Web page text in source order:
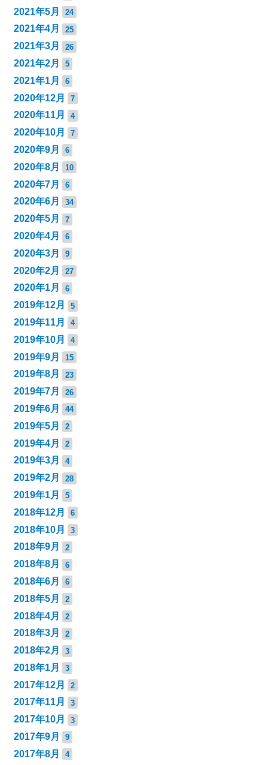
2021年5月 24
2021年4月 25
2021年3月 26
2021年2月 5
2021年1月 6
2020年12月 7
2020年11月 4
2020年10月 7
2020年9月 6
2020年8月 10
2020年7月 6
2020年6月 34
2020年5月 7
2020年4月 6
2020年3月 9
2020年2月 27
2020年1月 6
2019年12月 5
2019年11月 4
2019年10月 4
2019年9月 15
2019年8月 23
2019年7月 26
2019年6月 44
2019年5月 2
2019年4月 2
2019年3月 4
2019年2月 28
2019年1月 5
2018年12月 6
2018年10月 3
2018年9月 2
2018年8月 6
2018年6月 6
2018年5月 2
2018年4月 2
2018年3月 2
2018年2月 3
2018年1月 3
2017年12月 2
2017年11月 3
2017年10月 3
2017年9月 9
2017年8月 4